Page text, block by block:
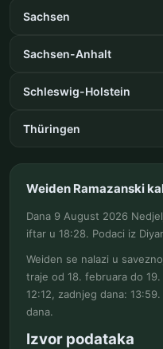
Sachsen
Sachsen-Anhalt
Schleswig-Holstein
Thüringen
Weiden Ramazanski
Dana 9 August 2026
iftar u 18:28. Podaci iz
Weiden se nalazi u
traje od 18. februara do
12:12, zadnjeg dana:
dana.
Izvor podataka